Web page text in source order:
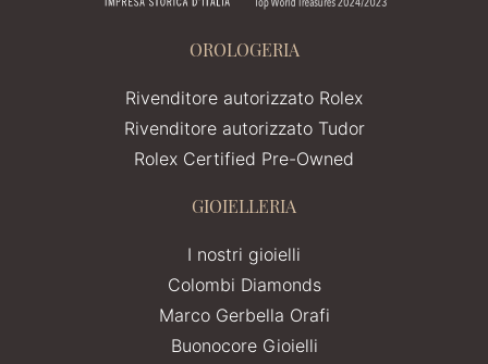
OROLOGERIA
Rivenditore autorizzato Rolex
Rivenditore autorizzato Tudor
Rolex Certified Pre-Owned
GIOIELLERIA
I nostri gioielli
Colombi Diamonds
Marco Gerbella Orafi
Buonocore Gioielli